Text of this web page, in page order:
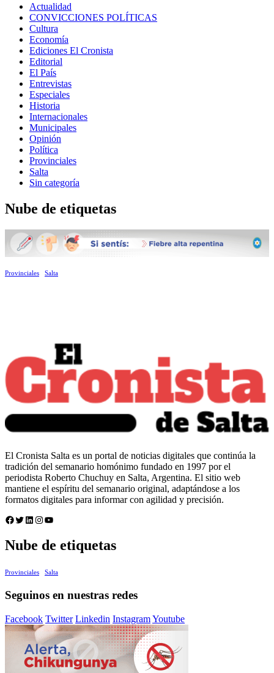
Actualidad
CONVICCIONES POLÍTICAS
Cultura
Economía
Ediciones El Cronista
Editorial
El País
Entrevistas
Especiales
Historia
Internacionales
Municipales
Opinión
Política
Provinciales
Salta
Sin categoría
Nube de etiquetas
Provinciales Salta
El Cronista Salta es un portal de noticias digitales que continúa la
tradición del semanario homónimo fundado en 1997 por el
periodista Roberto Chuchuy en Salta, Argentina. El sitio web
mantiene el espíritu del semanario original, adaptándose a los
formatos digitales para informar con agilidad y precisión.
Facebook
Twitter
LinkedIn
Instagram
YouTube
Nube de etiquetas
Provinciales Salta
Seguinos en nuestras redes
Facebook Twitter Linkedin InstagramYoutube